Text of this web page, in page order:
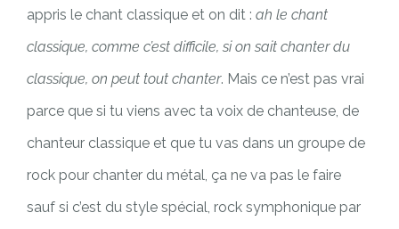
appris le chant classique et on dit : ah le chant
classique, comme c’est difficile, si on sait chanter du
classique, on peut tout chanter. Mais ce n’est pas vrai
parce que si tu viens avec ta voix de chanteuse, de
chanteur classique et que tu vas dans un groupe de
rock pour chanter du métal, ça ne va pas le faire
sauf si c’est du style spécial, rock symphonique par